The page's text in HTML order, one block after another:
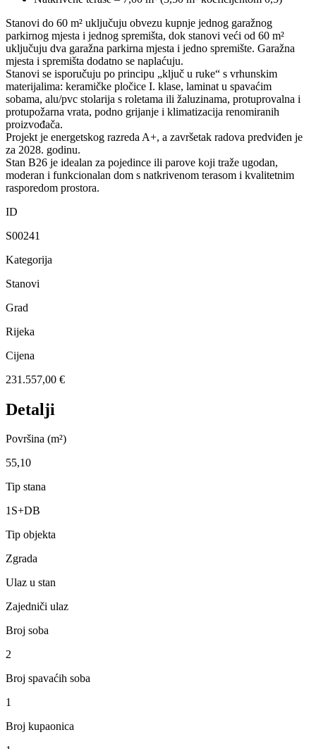
Stanovi do 60 m² uključuju obvezu kupnje jednog garažnog
parkirnog mjesta i jednog spremišta, dok stanovi veći od 60 m²
uključuju dva garažna parkirna mjesta i jedno spremište. Garažna
mjesta i spremišta dodatno se naplaćuju.
Stanovi se isporučuju po principu „ključ u ruke“ s vrhunskim
materijalima: keramičke pločice I. klase, laminat u spavaćim
sobama, alu/pvc stolarija s roletama ili žaluzinama, protuprovalna i
protupožarna vrata, podno grijanje i klimatizacija renomiranih
proizvođača.
Projekt je energetskog razreda A+, a završetak radova predviđen je
za 2028. godinu.
Stan B26 je idealan za pojedince ili parove koji traže ugodan,
moderan i funkcionalan dom s natkrivenom terasom i kvalitetnim
rasporedom prostora.
ID
S00241
Kategorija
Stanovi
Grad
Rijeka
Cijena
231.557,00 €
Detalji
Površina (m²)
55,10
Tip stana
1S+DB
Tip objekta
Zgrada
Ulaz u stan
Zajedniči ulaz
Broj soba
2
Broj spavaćih soba
1
Broj kupaonica